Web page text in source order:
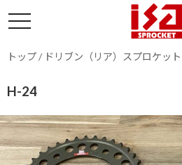
トップ/ ドリブン（リア）スプロケット
H-24